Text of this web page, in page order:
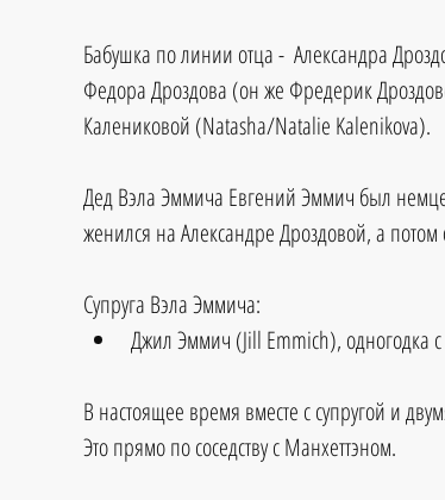
Бабушка по линии отца -  Александра
Федора Дроздова (он же Фредерик
Калениковой (Natasha/Natalie Kalenikova).
Дед Вэла Эммича Евгений Эммич был
женился на Александре Дроздовой, а
Супруга Вэла Эммича:
Джил Эммич (Jill Emmich), одногодка
В настоящее время вместе с супругой и
Это прямо по соседству с Манхеттэном.